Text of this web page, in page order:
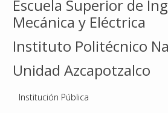
Afiliación
Escuela Superior de
Mecánica y Eléctrica
Instituto Politécnico
Unidad Azcapotzalco
Institución Pública